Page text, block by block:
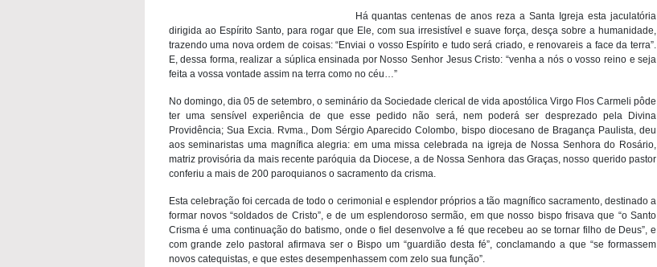
Há quantas centenas de anos reza a Santa Igreja esta jaculatória
dirigida ao Espírito Santo, para rogar que Ele, com sua irresistível e suave força, desça sobre a humanidade,
trazendo uma nova ordem de coisas: “Enviai o vosso Espírito e tudo será criado, e renovareis a face da terra”.
E, dessa forma, realizar a súplica ensinada por Nosso Senhor Jesus Cristo: “venha a nós o vosso reino e seja
feita a vossa vontade assim na terra como no céu…”
No domingo, dia 05 de setembro, o seminário da Sociedade clerical de vida apostólica Virgo Flos Carmeli pôde
ter uma sensível experiência de que esse pedido não será, nem poderá ser desprezado pela Divina
Providência; Sua Excia. Rvma., Dom Sérgio Aparecido Colombo, bispo diocesano de Bragança Paulista, deu
aos seminaristas uma magnífica alegria: em uma missa celebrada na igreja de Nossa Senhora do Rosário,
matriz provisória da mais recente paróquia da Diocese, a de Nossa Senhora das Graças, nosso querido pastor
conferiu a mais de 200 paroquianos o sacramento da crisma.
Esta celebração foi cercada de todo o cerimonial e esplendor próprios a tão magnífico sacramento, destinado a
formar novos “soldados de Cristo”, e de um esplendoroso sermão, em que nosso bispo frisava que “o Santo
Crisma é uma continuação do batismo, onde o fiel desenvolve a fé que recebeu ao se tornar filho de Deus”, e
com grande zelo pastoral afirmava ser o Bispo um “guardião desta fé”, conclamando a que “se formassem
novos catequistas, e que estes desempenhassem com zelo sua função”.